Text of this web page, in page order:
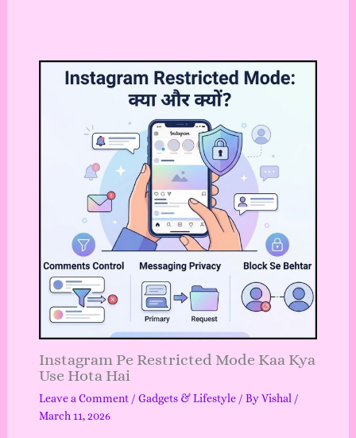
Instagram Pe Restricted Mode Kaa Kya
Use Hota Hai
Leave a Comment / Gadgets & Lifestyle/ ByVishal /
March 11, 2026